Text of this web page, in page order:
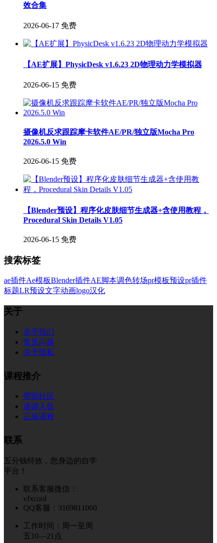
效合集
2026-06-17 免费
【AE扩展】PhysicDesk v1.6.23 2D物理动力学模拟器
2026-06-15 免费
摄像机反求跟踪摩卡软件AE/PR/独立版Mocha Pro
2026.5.0 Win
2026-06-15 免费
【Blender预设】程序化皮肤细节生成器+含使用教程，
Procedural Skin Details V1.05
2026-06-15 免费
搜索标签
ae插件Ae模板Blender插件AE脚本调色转场pr模板预设pr插件
标题LR预设文字动画logo汉化
关于
关于我们
常见问题
关于隐私
课程推介
帮助社区
讲师入住
正版课程
联系
五分钱特效，您身边的自学
平台！
联系客服微信：
vfxcool
QQ客服：3169811060
工作时间：周一至周
五10—21点